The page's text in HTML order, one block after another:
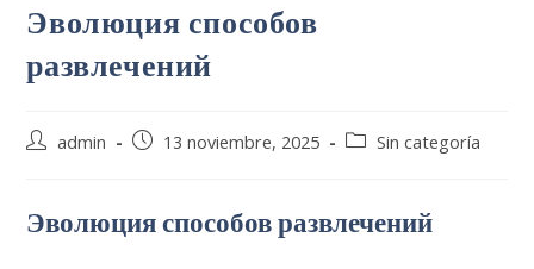
Эволюция способов
развлечений
Autor
entrada:
admin
Publicación
entrada:
13 noviembre, 2025
Categoría
entrada:
Sin categoría
Эволюция способов развлечений